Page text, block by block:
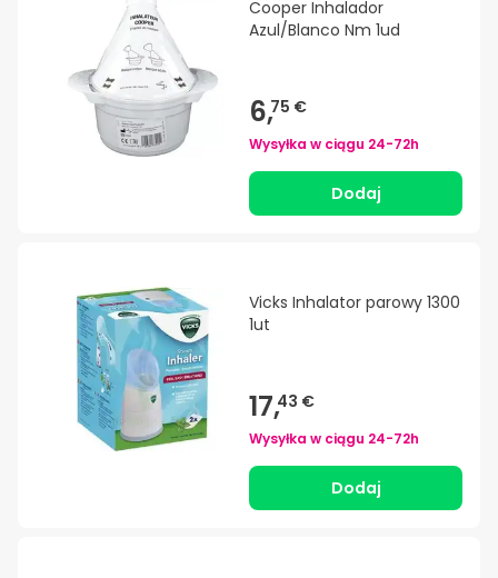
Cooper Inhalador
Azul/Blanco Nm 1ud
6,75 €
Wysyłka w ciągu 24-72h
Dodaj
Vicks Inhalator parowy 1300
1ut
17,43 €
Wysyłka w ciągu 24-72h
Dodaj